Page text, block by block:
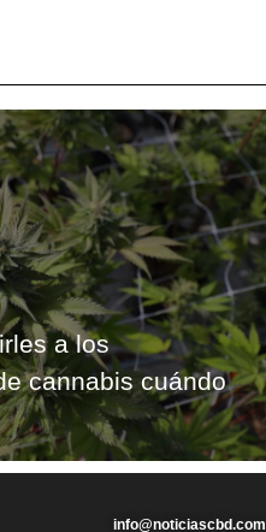
a los
cannabis cuándo
info@noticiascbd.com